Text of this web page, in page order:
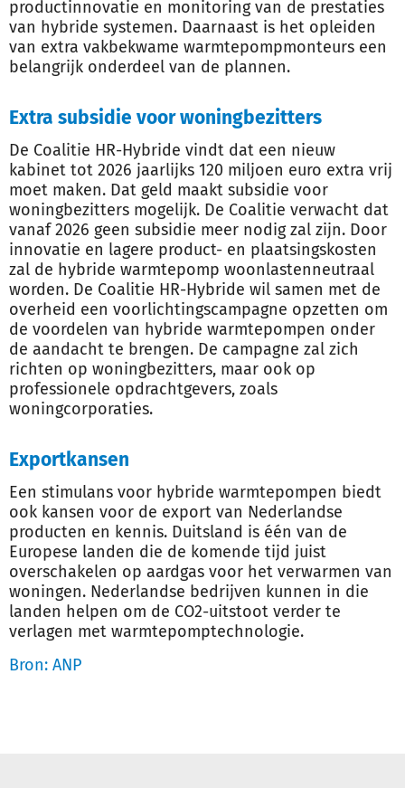
productinnovatie en monitoring van de prestaties
van hybride systemen. Daarnaast is het opleiden
van extra vakbekwame warmtepompmonteurs een
belangrijk onderdeel van de plannen.
Extra subsidie voor woningbezitters
De Coalitie HR-Hybride vindt dat een nieuw
kabinet tot 2026 jaarlijks 120 miljoen euro extra vrij
moet maken. Dat geld maakt subsidie voor
woningbezitters mogelijk. De Coalitie verwacht dat
vanaf 2026 geen subsidie meer nodig zal zijn. Door
innovatie en lagere product- en plaatsingskosten
zal de hybride warmtepomp woonlastenneutraal
worden. De Coalitie HR-Hybride wil samen met de
overheid een voorlichtingscampagne opzetten om
de voordelen van hybride warmtepompen onder
de aandacht te brengen. De campagne zal zich
richten op woningbezitters, maar ook op
professionele opdrachtgevers, zoals
woningcorporaties.
Exportkansen
Een stimulans voor hybride warmtepompen biedt
ook kansen voor de export van Nederlandse
producten en kennis. Duitsland is één van de
Europese landen die de komende tijd juist
overschakelen op aardgas voor het verwarmen van
woningen. Nederlandse bedrijven kunnen in die
landen helpen om de CO2-uitstoot verder te
verlagen met warmtepomptechnologie.
Bron: ANP